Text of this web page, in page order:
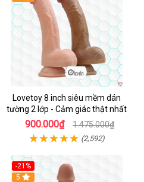
Lovetoy 8 inch siêu mềm dán
tường 2 lớp - Cảm giác thật nhất
900.000₫ 1.475.000₫
(2,592)
-21%
Hot
5